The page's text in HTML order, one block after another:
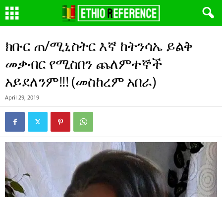
ክቡር ጠ/ሚኒስትር እኛ ከትንሳኤ ይልቅ
መቃብር የሚስበን ጨለምተኞች
አይደለንም!!! (መስከረም አበራ)
April 29, 2019